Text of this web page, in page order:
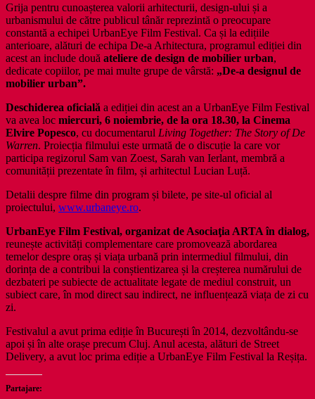
Grija pentru cunoașterea valorii arhitecturii, design-ului și a
urbanismului de către publicul tânăr reprezintă o preocupare
constantă a echipei UrbanEye Film Festival. Ca și la edițiile
anterioare, alături de echipa De-a Arhitectura, programul ediției din
acest an include două ateliere de design de mobilier urban,
dedicate copiilor, pe mai multe grupe de vârstă: „De-a designul de
mobilier urban”.
Deschiderea oficială a ediției din acest an a UrbanEye Film Festival
va avea loc miercuri, 6 noiembrie, de la ora 18.30, la Cinema
Elvire Popesco, cu documentarul Living Together: The Story of De
Warren. Proiecția filmului este urmată de o discuție la care vor
participa regizorul Sam van Zoest, Sarah van Ierlant, membră a
comunității prezentate în film, și arhitectul Lucian Luță.
Detalii despre filme din program și bilete, pe site-ul oficial al
proiectului, www.urbaneye.ro.
UrbanEye Film Festival, organizat de Asociaţia ARTA în dialog,
reunește activități complementare care promovează abordarea
temelor despre oraș și viața urbană prin intermediul filmului, din
dorința de a contribui la conștientizarea și la creșterea numărului de
dezbateri pe subiecte de actualitate legate de mediul construit, un
subiect care, în mod direct sau indirect, ne influențează viața de zi cu
zi.
Festivalul a avut prima ediție în București în 2014, dezvoltându-se
apoi și în alte orașe precum Cluj. Anul acesta, alături de Street
Delivery, a avut loc prima ediție a UrbanEye Film Festival la Reșița.
Partajare: